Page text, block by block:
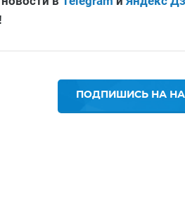
ПОДПИШИСЬ НА